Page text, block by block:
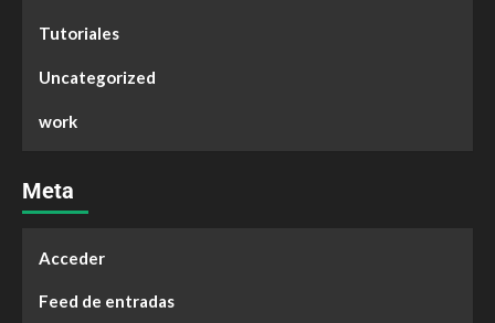
Tutoriales
Uncategorized
work
Meta
Acceder
Feed de entradas